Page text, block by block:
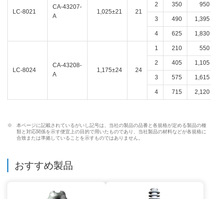
LC-8021
CA-43207-
A
1,025±21 21
2 350 950
3 490 1,395
4 625 1,830
LC-8024
CA-43208-
A
1,175±24 24
1 210 550
2 405 1,105
3 575 1,615
4 715 2,120
※
本ページに記載されているがいし記号は、当社の製品の品番と各規格が定める製品の種
類と対応関係を示す便宜上の目的で用いたものであり、当社製品の材料などが各規格に
合致または準拠していることを示すものではありません。
おすすめ製品